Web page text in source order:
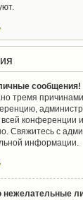
сообщения!
тремя
конференции
Свяжитесь с
информации.
нежелательные